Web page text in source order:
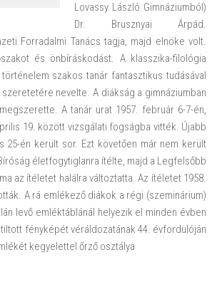
Lovassy László Gimnáziumból)
Dr. Brusznyai Árpád.
Forradalmi Tanács tagja, majd elnöke volt.
és önbíráskodást. A klasszika-filológia
szakos tanár fantasztikus tudásával
nevelte. A diákság a gimnáziumban
A tanár urat 1957. február 6-7-én,
19. között vizsgálati fogságba vitték. Újabb
25-én került sor. Ezt követően már nem került
életfogytiglanra ítélte, majd a Legfelsőbb
az ítéletet halálra változtatta. Az ítéletet 1958.
A rá emlékező diákok a régi (szeminárium)
levő emléktáblánál helyezik el minden évben
fényképét véráldozatának 44. évfordulóján
kegyelettel őrző osztálya